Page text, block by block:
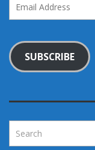
Address
SUBSCRIBE